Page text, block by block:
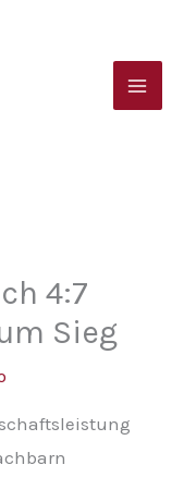
4:7
Sieg